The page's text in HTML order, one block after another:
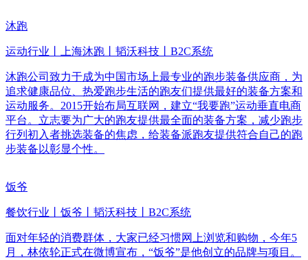
沐跑
运动行业丨上海沐跑丨韬沃科技丨B2C系统
沐跑公司致力于成为中国市场上最专业的跑步装备供应商，为
追求健康品位、热爱跑步生活的跑友们提供最好的装备方案和
运动服务。2015开始布局互联网，建立“我要跑”运动垂直电商
平台。立志要为广大的跑友提供最全面的装备方案，减少跑步
行列初入者挑选装备的焦虑，给装备派跑友提供符合自己的跑
步装备以彰显个性。
饭爷
餐饮行业丨饭爷丨韬沃科技丨B2C系统
面对年轻的消费群体，大家已经习惯网上浏览和购物，今年5
月，林依轮正式在微博宣布，“饭爷”是他创立的品牌与项目。